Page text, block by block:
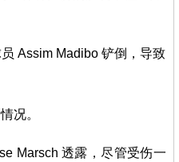
Assim Madibo 铲倒，导致
况。
Marsch 透露，尽管受伤一